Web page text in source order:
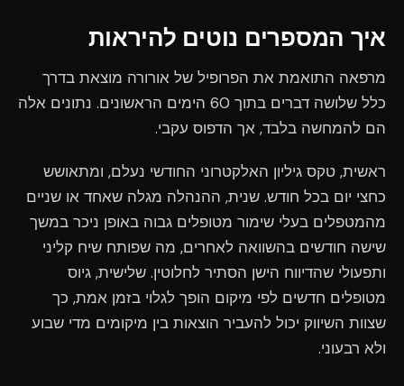
איך המספרים נוטים להיראות
מרפאה התואמת את הפרופיל של אורורה מוצאת בדרך
כלל שלושה דברים בתוך 60 הימים הראשונים. נתונים אלה
הם להמחשה בלבד, אך הדפוס עקבי.
ראשית, טקס גיליון האלקטרוני החודשי נעלם, ומתאושש
כחצי יום בכל חודש. שנית, ההנהלה מגלה שאחד או שניים
מהמטפלים בעלי שימור מטופלים גבוה באופן ניכר במשך
שישה חודשים בהשוואה לאחרים, מה שפותח שיח קליני
ותפעולי שהדיווח הישן הסתיר לחלוטין. שלישית, גיוס
מטופלים חדשים לפי מיקום הופך לגלוי בזמן אמת, כך
שצוות השיווק יכול להעביר הוצאות בין מיקומים מדי שבוע
ולא רבעוני.